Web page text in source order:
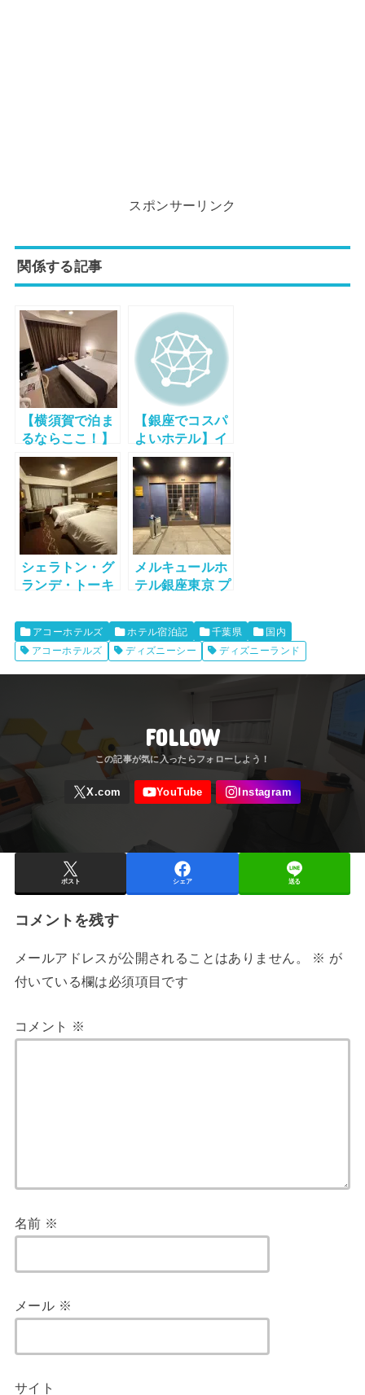
スポンサーリンク
関係する記事
【横須賀で泊ま
るならここ！】
メルキュールホ
テル横須賀 宿泊
記
【銀座でコスパ
よいホテル】イ
ビススタイルズ
東京銀座 宿泊記
【スタンダード
ルーム】
シェラトン・グ
ランデ・トーキ
ル 宿泊記【シェ
ラトンクラブ ダ
ブル】
メルキュールホ
テル銀座東京 プ
ン（＋ソファベ
ッド）宿泊記
アコーホテルズ ホテル宿泊記 千葉県
国内
アコーホテルズ
ディズニーシー ディズニーランド
FOLLOW
ポスト シェア 送る
コメントを残す
メールアドレスが公開されることはありません。 ※ が
付いている欄は必須項目です
コメント ※
名前 ※
メール ※
サイト